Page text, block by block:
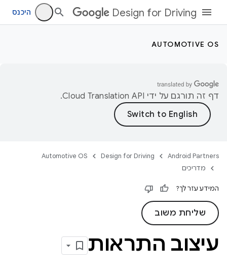
Design for Driving היכנס
AUTOMOTIVE OS
דף זה תורגם על ידי Cloud Translation API
.
Android Partners
Design for Driving
Automotive OS
מדריכים
המידע עזר לך?
שליחת משוב
עיצוב התראות